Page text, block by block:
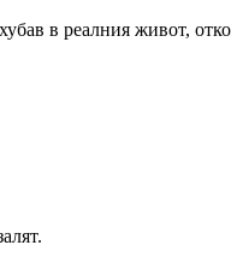
в реалния живот,